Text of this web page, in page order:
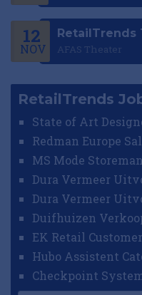
12
NOV
RetailTrends
AFAS Theater
RetailTrends
State of Art
Redman Europe
MS Mode
Dura Vermeer
Dura Vermeer
Duifhuizen
EK Retail
Hubo Assistent